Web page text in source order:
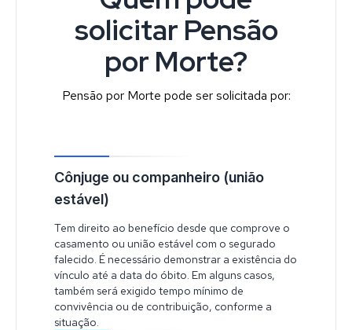
solicitar Pensão
por Morte?
Pensão por Morte pode ser solicitada por:
Cônjuge ou companheiro (união
estável)
Tem direito ao benefício desde que comprove o
casamento ou união estável com o segurado
falecido. É necessário demonstrar a existência do
vínculo até a data do óbito. Em alguns casos,
também será exigido tempo mínimo de
convivência ou de contribuição, conforme a
situação.